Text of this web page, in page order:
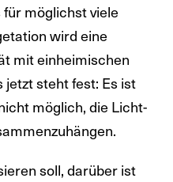
möglichst viele
wird eine
mit einheimischen
jetzt steht fest: Es ist
möglich, die Licht-
soll, darüber ist